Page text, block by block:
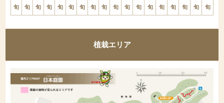
旬
旬
旬
旬
旬
旬
旬
旬
旬
旬
旬
旬
旬
旬
旬
旬
旬
旬
植栽エリア